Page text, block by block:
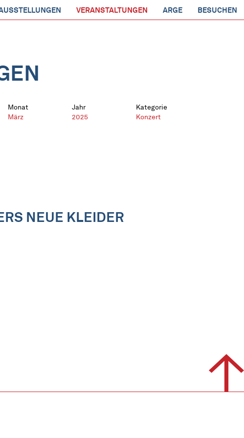
VERANSTALTUNGEN ARGE BESUCHEN
Monat
März
Jahr
2025
Kategorie
Konzert
NEUE KLEIDER